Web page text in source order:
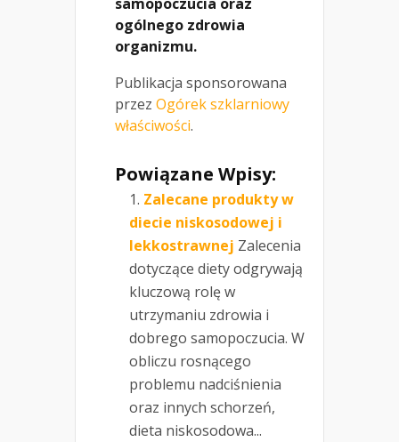
ogólnego zdrowia
organizmu.
Publikacja sponsorowana
przez Ogórek szklarniowy
właściwości.
Powiązane Wpisy:
Zalecane produkty w
diecie niskosodowej i
lekkostrawnej Zalecenia
dotyczące diety odgrywają
kluczową rolę w
utrzymaniu zdrowia i
dobrego samopoczucia. W
obliczu rosnącego
problemu nadciśnienia
oraz innych schorzeń,
dieta niskosodowa...